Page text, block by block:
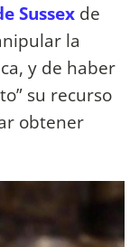
Sussex de
la
y de haber
su recurso
obtener